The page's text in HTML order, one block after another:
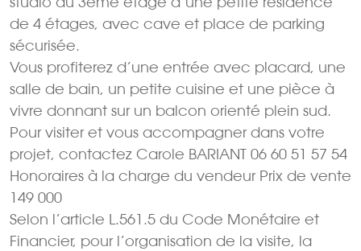
de 4 étages, avec cave et place de parking
sécurisée.
Vous profiterez d’une entrée avec placard, une
salle de bain, un petite cuisine et une pièce à
vivre donnant sur un balcon orienté plein sud.
Pour visiter et vous accompagner dans votre
projet, contactez Carole BARIANT 06 60 51 57 54
Honoraires à la charge du vendeur Prix de vente
149 000 
Selon l’article L.561.5 du Code Monétaire et
Financier, pour l’organisation de la visite, la